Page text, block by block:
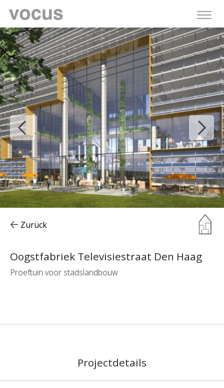
Oogstfabriek Televisiestraat Den Haag
Proeftuin voor stadslandbouw
Zurück
Projectdetails